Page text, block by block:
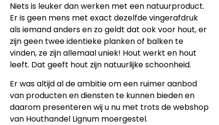
Niets is leuker dan werken met een natuurproduct.
Er is geen mens met exact dezelfde vingerafdruk
als iemand anders en zo geldt dat ook voor hout, er
zijn geen twee identieke planken of balken te
vinden, ze zijn allemaal uniek! Hout werkt en hout
leeft. Dat geeft hout zijn natuurlijke schoonheid.
Er was altijd al de ambitie om een ruimer aanbod
van producten en diensten te kunnen bieden en
daarom presenteren wij u nu met trots de webshop
van Houthandel Lignum moergestel.